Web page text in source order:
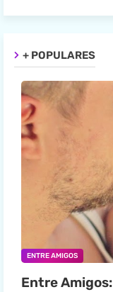
+ POPULARES
ENTRE AMIGOS
Entre